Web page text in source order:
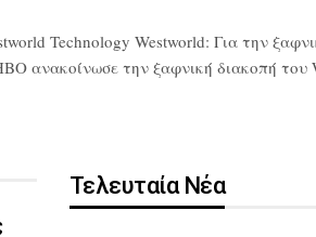
Technology Westworld: Για την
ανακοίνωσε την ξαφνική διακοπή
Τελευταία Νέα